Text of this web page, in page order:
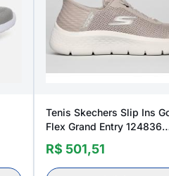
Tenis Skechers Slip Ins
Flex Grand Entry 124836
Feminino
R$ 501,51